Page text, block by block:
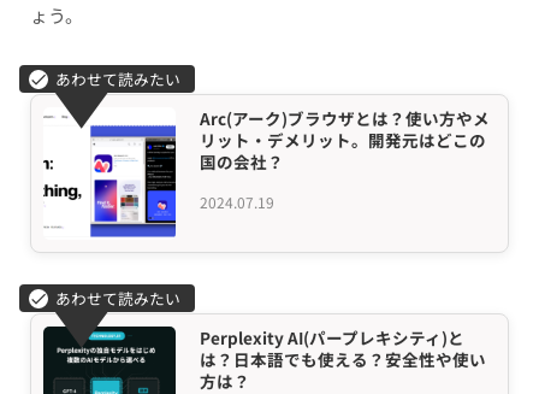
ょう。
2024.07.19
Arc(アーク)ブラウザとは？使い方やメ
リット・デメリット。開発元はどこの
国の会社？
Perplexity AI(パープレキシティ)と
は？日本語でも使える？安全性や使い
方は？